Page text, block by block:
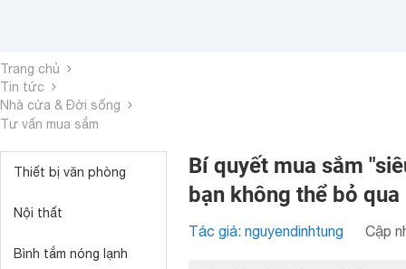
Trang chủ
Tin tức
Nhà cửa & Đời sống
Tư vấn mua sắm
Thiết bị văn phòng
Nội thất
Bình tắm nóng lạnh
Bí quyết mua sắm
bạn không thể bỏ qua
Tác giả: nguyendinhtung Cập